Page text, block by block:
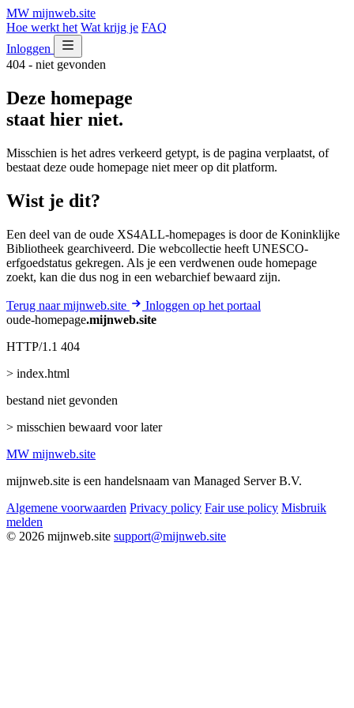
MW mijnweb.site
Hoe werkt het Wat krijg je FAQ
Inloggen
404 - niet gevonden
Deze homepage
staat hier niet.
Misschien is het adres verkeerd getypt, is de pagina verplaatst, of
bestaat deze oude homepage niet meer op dit platform.
Wist je dit?
Een deel van de oude XS4ALL-homepages is door de Koninklijke
Bibliotheek gearchiveerd. Die webcollectie heeft UNESCO-
erfgoedstatus gekregen. Als je een verdwenen oude homepage
zoekt, kan die dus nog in een webarchief bewaard zijn.
Terug naar mijnweb.site
Inloggen op het portaal
oude-homepage.mijnweb.site
HTTP/1.1 404
> index.html
bestand niet gevonden
> misschien bewaard voor later
MW mijnweb.site
mijnweb.site is een handelsnaam van Managed Server B.V.
Algemene voorwaarden Privacy policy Fair use policy Misbruik
melden
© 2026 mijnweb.site support@mijnweb.site